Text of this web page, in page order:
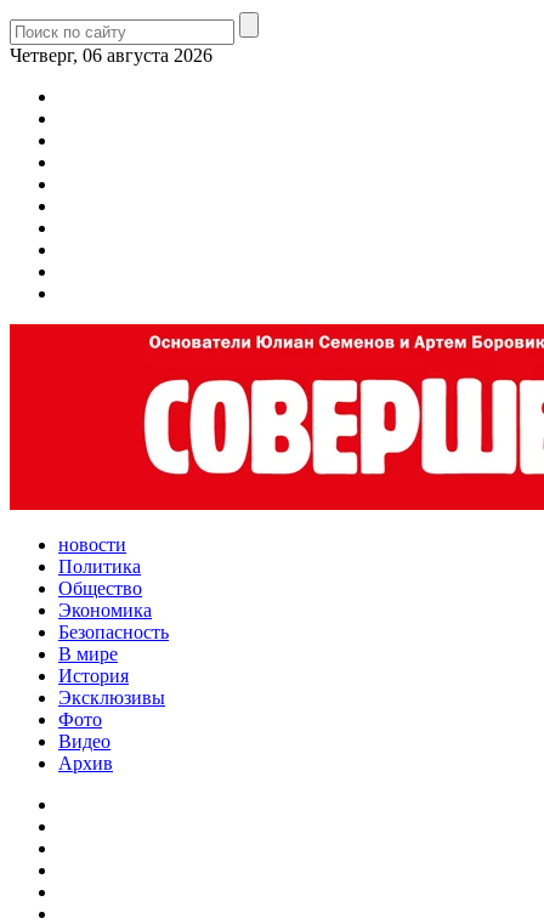
Четверг, 06 августа 2026
новости
Политика
Общество
Экономика
Безопасность
В мире
История
Эксклюзивы
Фото
Видео
Архив